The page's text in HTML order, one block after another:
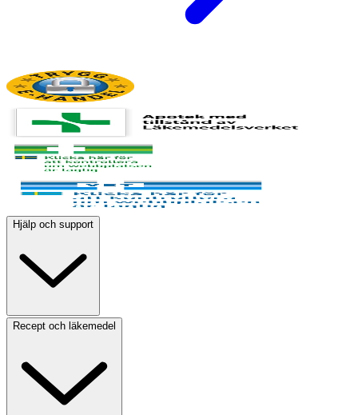
Hjälp och support
Recept och läkemedel